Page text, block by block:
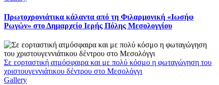
Πρωτοχρονιάτικα κάλαντα από τη Φιλαρμονική «Ιωσήφ
Ρωγών» στο Δημαρχείο Ιερής Πόλης Μεσολογγίου
Σε εορταστική ατμόσφαιρα και με πολύ κόσμο η φωταγώγηση του
χριστουγεννιάτικου δέντρου στο Μεσολόγγι
Gallery